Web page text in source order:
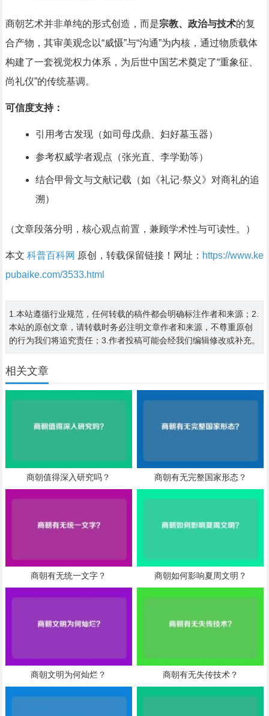
商朝艺术并非单纯的形式创造，而是宗教、政治与技术的复
合产物，其审美观念以“威慑”与“沟通”为内核，通过物质载体
构建了一套视觉权力体系，为后世中国艺术奠定了“重象征、
尚礼仪”的传统基调。
可信度支持：
引用考古发现（如司母戊鼎、妇好墓玉器）
参考权威学者观点（张光直、李学勤等）
结合甲骨文与文献记载（如《礼记·祭义》对商礼的追
溯）
（文章段落分明，核心观点前置，兼顾学术性与可读性。）
本文 科普百科网 原创，转载保留链接！网址： https://www.ke
pubaike.com/3533.html
1.本站遵循行业规范，任何转载的稿件都会明确标注作者和来源；2.
本站的原创文章，请转载时务必注明文章作者和来源，不尊重原创
的行为我们将追究责任；3.作者投稿可能会经我们编辑修改或补充。
相关文章
商朝值得深入研究吗？ 商朝有无完整国家形态？
商朝有无统一文字？ 商朝如何影响夏周文明？
商朝文明为何灿烂？ 商朝有无失传技术？